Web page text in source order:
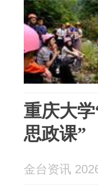
重庆大
思政课”
金台资讯